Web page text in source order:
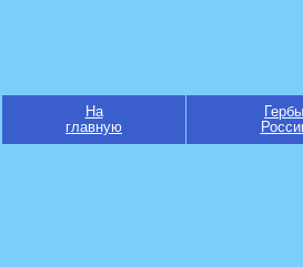
На
главную
Гербы